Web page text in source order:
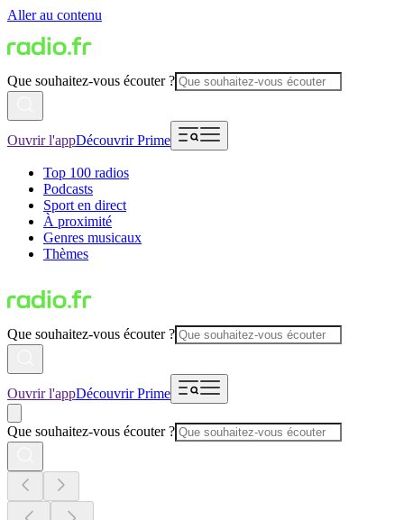
Aller au contenu
Que souhaitez-vous écouter ?
Ouvrir l'appDécouvrir Prime
Top 100 radios
Podcasts
Sport en direct
À proximité
Genres musicaux
Thèmes
Que souhaitez-vous écouter ?
Ouvrir l'appDécouvrir Prime
Que souhaitez-vous écouter ?